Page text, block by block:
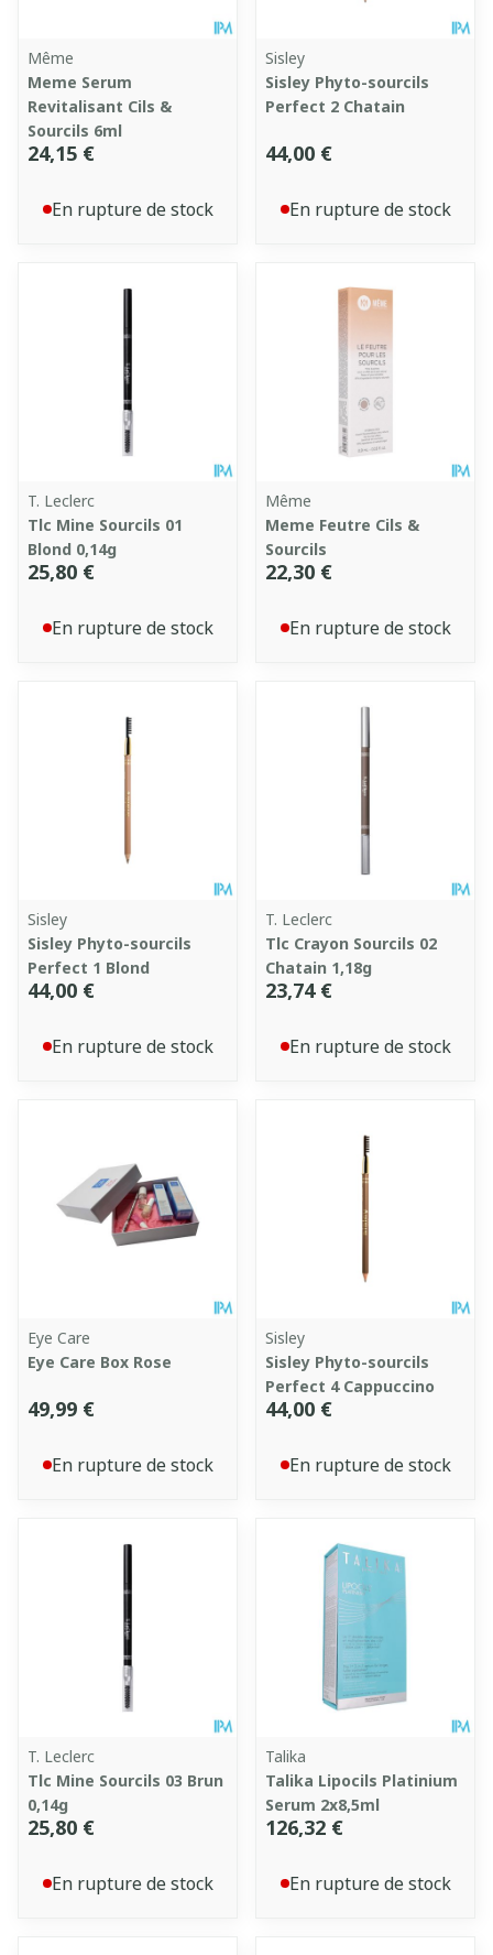
Même
Meme Serum
Revitalisant Cils &
Sourcils 6ml
24,15 €
En rupture de stock
Sisley
Sisley Phyto-sourcils
Perfect 2 Chatain
44,00 €
En rupture de stock
T. Leclerc
Tlc Mine Sourcils 01
Blond 0,14g
25,80 €
En rupture de stock
Même
Meme Feutre Cils &
Sourcils
22,30 €
En rupture de stock
Sisley
Sisley Phyto-sourcils
Perfect 1 Blond
44,00 €
En rupture de stock
T. Leclerc
Tlc Crayon Sourcils 02
Chatain 1,18g
23,74 €
En rupture de stock
Eye Care
Eye Care Box Rose
49,99 €
En rupture de stock
Sisley
Sisley Phyto-sourcils
Perfect 4 Cappuccino
44,00 €
En rupture de stock
T. Leclerc
Tlc Mine Sourcils 03 Brun
0,14g
25,80 €
En rupture de stock
Talika
Talika Lipocils Platinium
Serum 2x8,5ml
126,32 €
En rupture de stock